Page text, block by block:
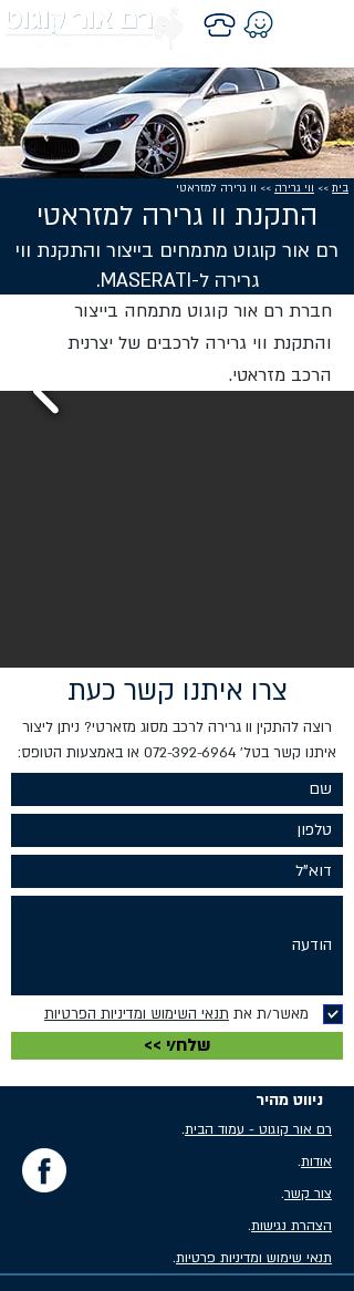
בית >> ווי גרירה >> וו גרירה למזראטי
התקנת וו גרירה למזראטי
רם אור קוגוט מתמחים בייצור והתקנת ווי
גרירה ל-MASERATI.
חברת רם אור קוגוט מתמחה בייצור
והתקנת ווי גרירה לרכבים של יצרנית
הרכב מזראטי.
צרו איתנו קשר כעת
רוצה להתקין וו גרירה לרכב מסוג מזארטי? ניתן ליצור
איתנו קשר בטל' 072-392-6964 או באמצעות הטופס:
מאשר/ת את תנאי השימוש ומדיניות הפרטיות
<< שלח/י
ניווט מהיר
רם אור קוגוט - עמוד הבית.
אודות.
צור קשר.
הצהרת נגישות.
תנאי שימוש ומדיניות פרטיות.